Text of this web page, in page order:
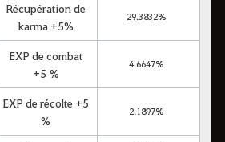
Récupération de
karma +5%
29.3832%
EXP de combat
+5 %
4.6647%
EXP de récolte +5
%
2.1897%